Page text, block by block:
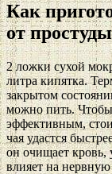
Как
от
2 ложки сухой
литра кипятка.
закрытом
можно пить.
эффективным,
чая удастся
он очищает кровь,
влияет на нервную